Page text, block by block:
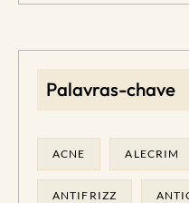
Palavras-chave
ACNE ALECRIM
ANTIFRIZZ